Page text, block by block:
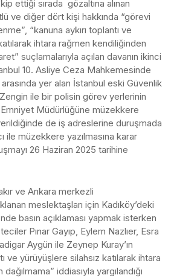
ettiği sırada gözaltına alınan
ve diğer dört kişi hakkında “görevi
“kanuna aykırı toplantı ve
ihtara rağmen kendiliğinden
suçlamalarıyla açılan davanın ikinci
10. Asliye Ceza Mahkemesinde
yer alan İstanbul eski Güvenlik
ile bir polisin görev yerlerinin
Müdürlüğüne müzekkere
de iş adreslerine duruşmada
ile müzekkere yazılmasına karar
26 Haziran 2025 tarihine
ve Ankara merkezli
meslektaşları için Kadıköy’deki
basın açıklaması yapmak isterken
Pınar Gayıp, Eylem Nazlıer, Esra
Aygün ile Zeynep Kuray’ın
ve yürüyüşlere silahsız katılarak ihtara
iddiasıyla yargılandığı